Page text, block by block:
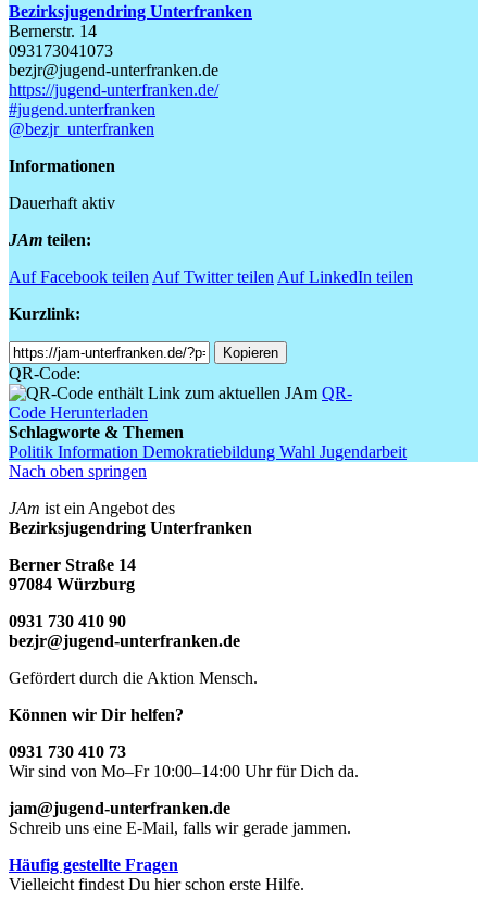
Bezirksjugendring Unterfranken
Bernerstr. 14
093173041073
bezjr@jugend-unterfranken.de
https://jugend-unterfranken.de/
#jugend.unterfranken
@bezjr_unterfranken
Informationen
Dauerhaft aktiv
JAm teilen:
Auf Facebook teilen Auf Twitter teilen Auf LinkedIn teilen
Kurzlink:
Shortlink
Kopieren
QR-Code:
QR-
Code Herunterladen
Schlagworte & Themen
Politik Information Demokratiebildung Wahl Jugendarbeit
Nach oben springen
JAm ist ein Angebot des
Bezirksjugendring Unterfranken
Berner Straße 14
97084 Würzburg
0931 730 410 90
bezjr@jugend-unterfranken.de
Gefördert durch die Aktion Mensch.
Können wir Dir helfen?
0931 730 410 73
Wir sind von Mo–Fr 10:00–14:00 Uhr für Dich da.
jam@jugend-unterfranken.de
Schreib uns eine E-Mail, falls wir gerade jammen.
Häufig gestellte Fragen
Vielleicht findest Du hier schon erste Hilfe.